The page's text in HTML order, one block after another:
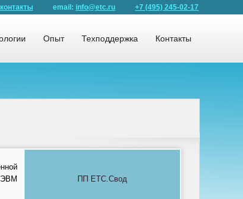
email: info@etc.ru +7 (495) 245-02-17
Опыт Техподдержка Контакты
ПП ЕТС.Свод